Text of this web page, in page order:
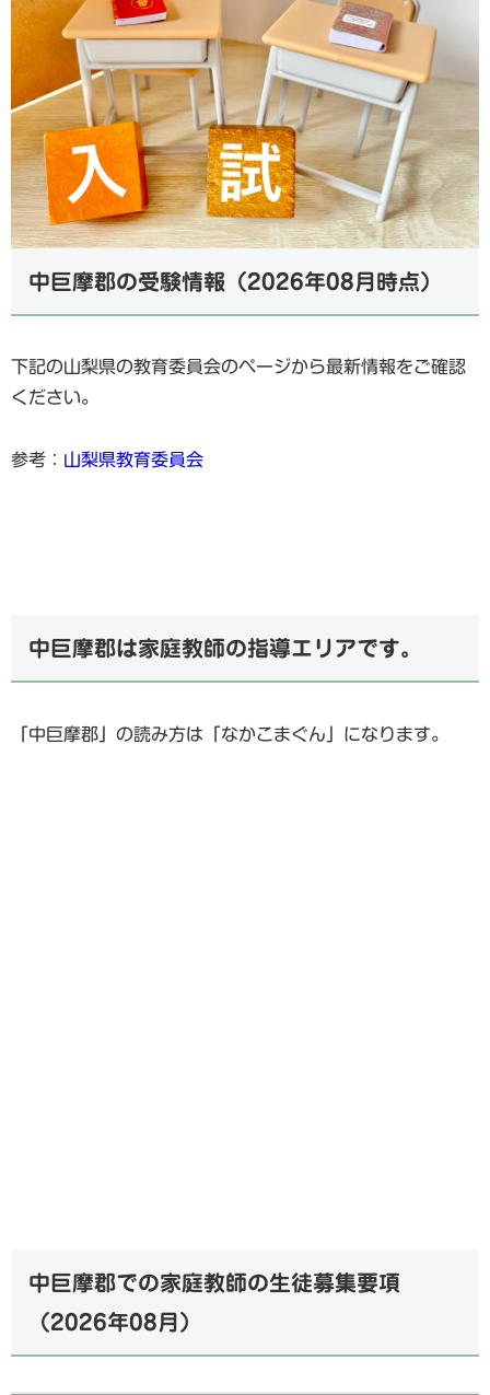
中巨摩郡の受験情報（2026年08月時点）
下記の山梨県の教育委員会のページから最新情報をご確認
ください。
参考： 山梨県教育委員会
中巨摩郡は家庭教師の指導エリアです。
「中巨摩郡」の読み方は「なかこまぐん」になります。
中巨摩郡での家庭教師の生徒募集要項
（2026年08月）